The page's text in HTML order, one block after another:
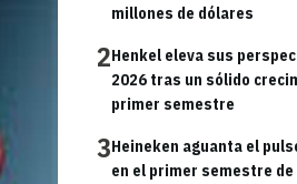
millones de dólares
2Henkel eleva sus
2026 tras un sólido
primer semestre
3Heineken aguanta el
en el primer semestre